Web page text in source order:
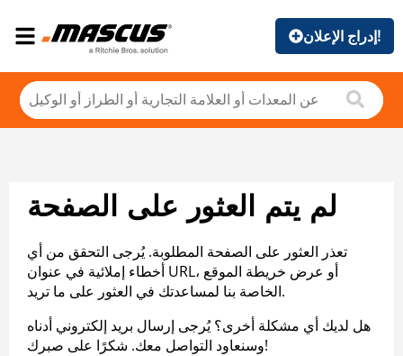
إدراج الإعلان!
لم يتم العثور على الصفحة
تعذر العثور على الصفحة المطلوبة. يُرجى التحقق من أي
أخطاء إملائية في عنوان URL، أو عرض خريطة الموقع
الخاصة بنا لمساعدتك في العثور على ما تريد.
هل لديك أي مشكلة أخرى؟ يُرجى إرسال بريد إلكتروني أدناه
وسنعاود التواصل معك. شكرًا على صبرك!